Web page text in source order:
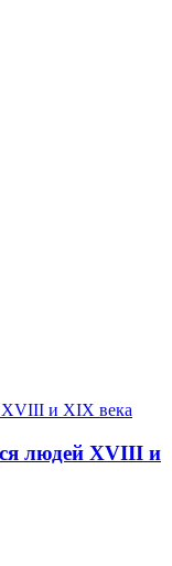
и XIX века
людей XVIII и